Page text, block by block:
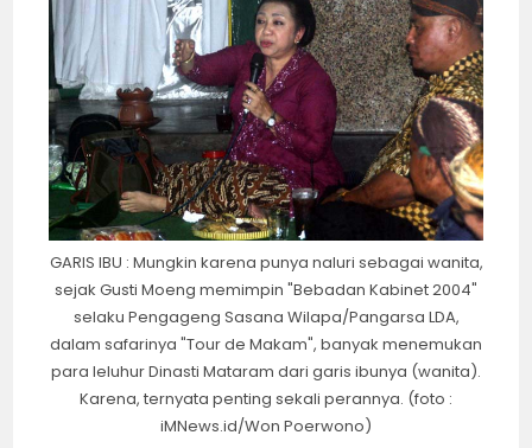
GARIS IBU : Mungkin karena punya naluri sebagai wanita,
sejak Gusti Moeng memimpin "Bebadan Kabinet 2004"
selaku Pengageng Sasana Wilapa/Pangarsa LDA,
dalam safarinya "Tour de Makam", banyak menemukan
para leluhur Dinasti Mataram dari garis ibunya (wanita).
Karena, ternyata penting sekali perannya. (foto :
iMNews.id/Won Poerwono)